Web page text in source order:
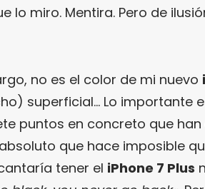
lo miro. Mentira. Pero de
no es el color de mi nuevo
superficial… Lo importante
puntos en concreto que
que hace imposible
tener el iPhone 7 Plus